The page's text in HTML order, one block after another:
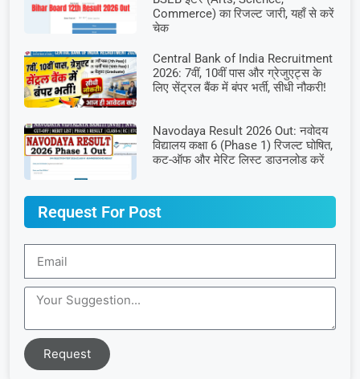
Commerce) का रिजल्ट जारी, यहाँ से करें
चेक
Central Bank of India Recruitment
2026: 7वीं, 10वीं पास और ग्रेजुएट्स के
लिए सेंट्रल बैंक में बंपर भर्ती, सीधी नौकरी!
Navodaya Result 2026 Out: नवोदय
विद्यालय कक्षा 6 (Phase 1) रिजल्ट घोषित,
कट-ऑफ और मेरिट लिस्ट डाउनलोड करें
Request For Post
Request